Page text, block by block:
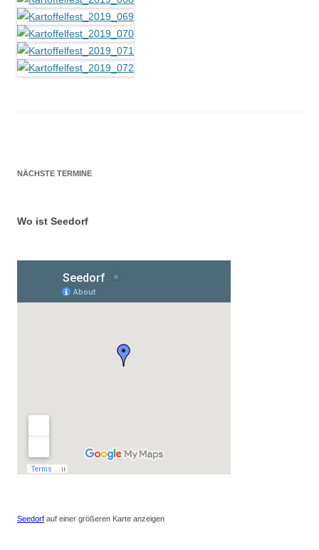
NÄCHSTE TERMINE
Wo ist Seedorf
Seedorf auf einer größeren Karte anzeigen